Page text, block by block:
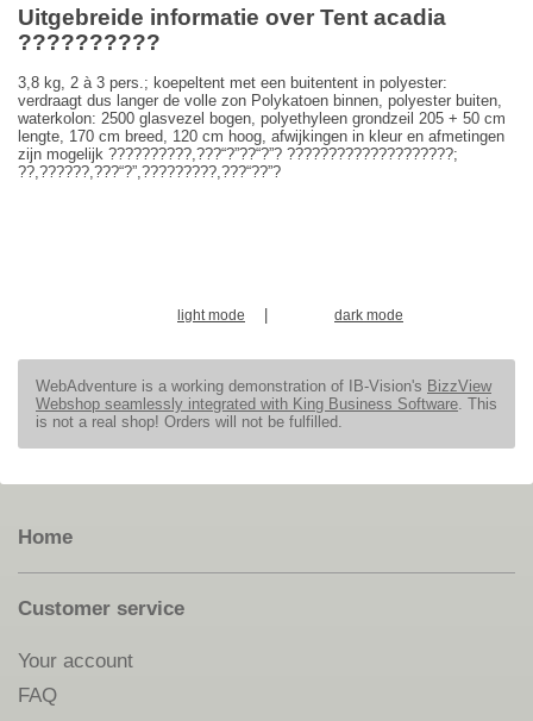
Uitgebreide informatie over Tent acadia
??????????
3,8 kg, 2 à 3 pers.; koepeltent met een buitentent in polyester:
verdraagt dus langer de volle zon Polykatoen binnen, polyester buiten,
waterkolon: 2500 glasvezel bogen, polyethyleen grondzeil 205 + 50 cm
lengte, 170 cm breed, 120 cm hoog, afwijkingen in kleur en afmetingen
zijn mogelijk ??????????,???“?”??“?”? ????????????????????;
??,??????,???“?”,?????????,???“??”?
light mode | dark mode
WebAdventure is a working demonstration of IB-Vision's BizzView
Webshop seamlessly integrated with King Business Software . This
is not a real shop! Orders will not be fulfilled.
Home
Customer service
Your account
FAQ